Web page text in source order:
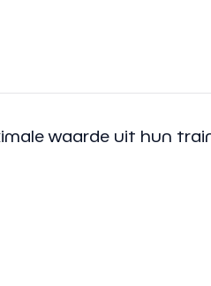
waarde uit hun